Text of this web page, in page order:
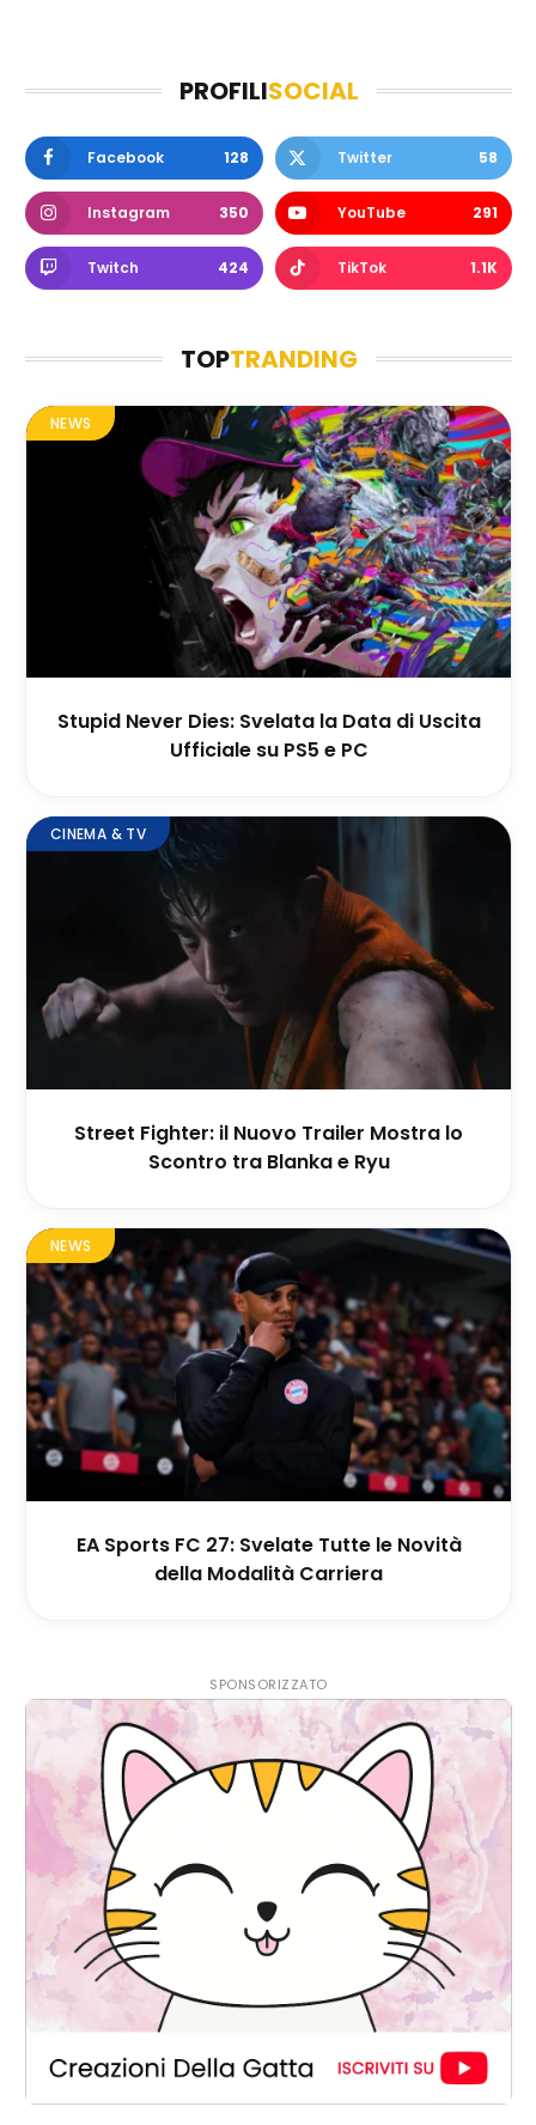
PROFILISOCIAL
Facebook 128 Twitter 58
Instagram 350 YouTube 291
Twitch 424 TikTok 1.1K
TOPTRANDING
NEWS
Stupid Never Dies: Svelata la Data di Uscita
Ufficiale su PS5 e PC
CINEMA & TV
Street Fighter: il Nuovo Trailer Mostra lo
Scontro tra Blanka e Ryu
NEWS
EA Sports FC 27: Svelate Tutte le Novità
della Modalità Carriera
SPONSORIZZATO